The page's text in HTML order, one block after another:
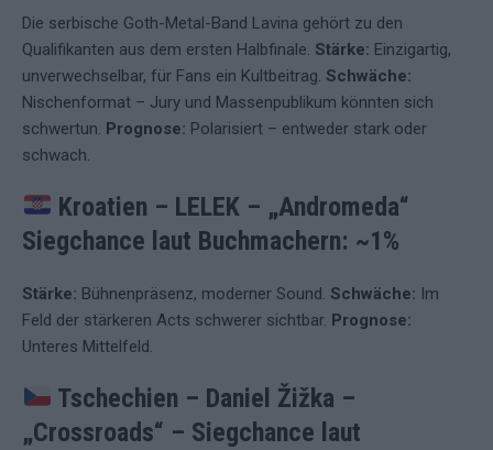
Die serbische Goth-Metal-Band Lavina gehört zu den
Qualifikanten aus dem ersten Halbfinale. Stärke: Einzigartig,
unverwechselbar, für Fans ein Kultbeitrag. Schwäche:
Nischenformat – Jury und Massenpublikum könnten sich
schwertun. Prognose: Polarisiert – entweder stark oder
schwach.
Kroatien – LELEK – „Andromeda“
Siegchance laut Buchmachern: ~1%
Stärke: Bühnenpräsenz, moderner Sound. Schwäche: Im
Feld der stärkeren Acts schwerer sichtbar. Prognose:
Unteres Mittelfeld.
Tschechien – Daniel Žižka –
„Crossroads“ – Siegchance laut